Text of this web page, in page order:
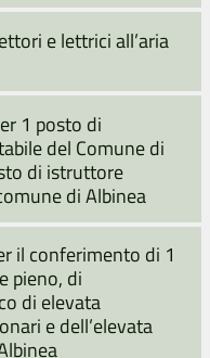
e lettrici all’aria
1 posto di
del Comune di
di istruttore
di Albinea
il conferimento di 1
pieno, di
di elevata
e dell’elevata